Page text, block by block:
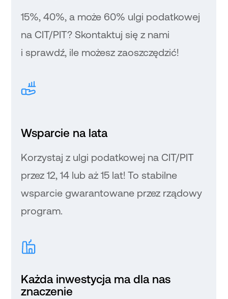
15%, 40%, a może 60% ulgi podatkowej
na CIT/PIT? Skontaktuj się z nami
i sprawdź, ile możesz zaoszczędzić!
Wsparcie na lata
Korzystaj z ulgi podatkowej na CIT/PIT
przez 12, 14 lub aż 15 lat! To stabilne
wsparcie gwarantowane przez rządowy
program.
Każda inwestycja ma dla nas
znaczenie